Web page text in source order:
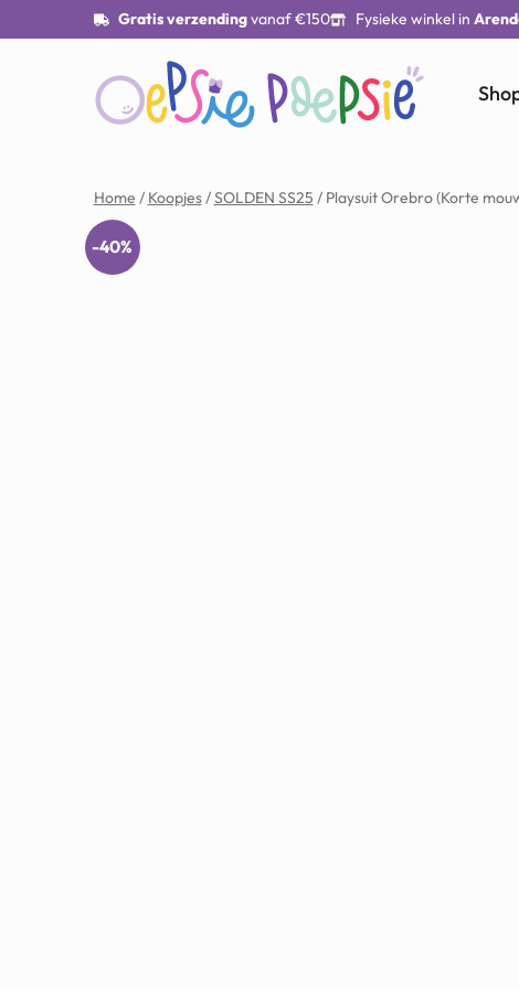
Gratis verzendingvanaf €150 Fysieke winkel in
Home / Koopjes/SOLDEN SS25 / Playsuit Orebro (Korte
-40%